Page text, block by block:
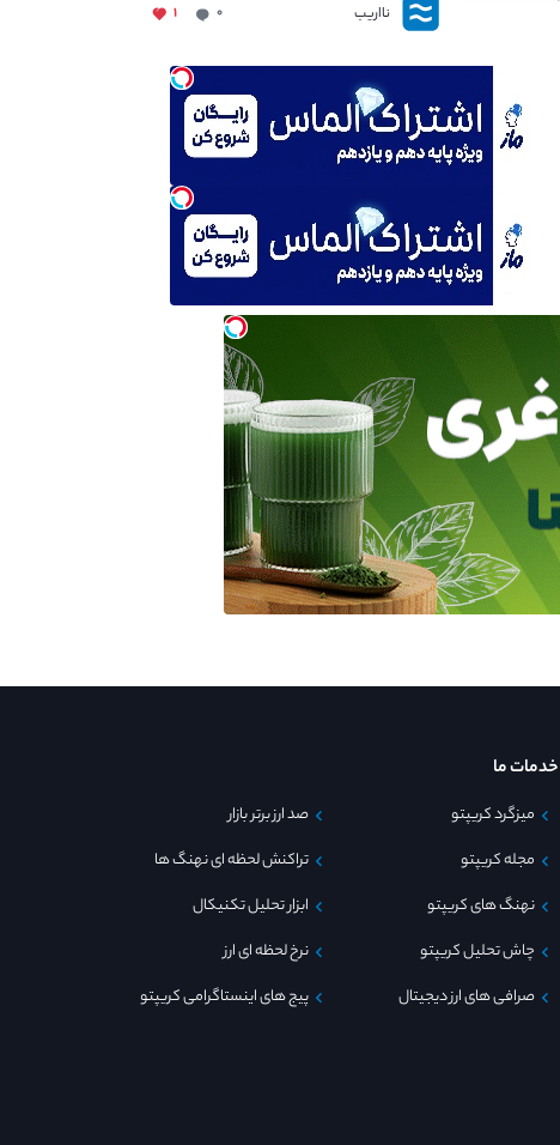
نااریب ۰ ۱
خدمات ما
میزگرد کریپتو
مجله کریپتو
نهنگ های کریپتو
چاش تحلیل کریپتو
صرافی های ارز دیجیتال
صد ارز برتر بازار
تراکنش لحظه ای نهنگ ها
ابزار تحلیل تکنیکال
نرخ لحظه ای ارز
پیج های اینستاگرامی کریپتو